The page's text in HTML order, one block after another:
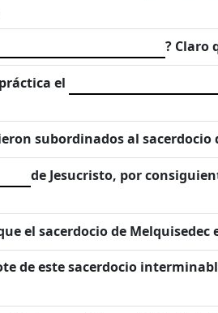
? Claro
el
subordinados al sacerdocio
de Jesucristo, por
el sacerdocio de Melquisedec
de este sacerdocio